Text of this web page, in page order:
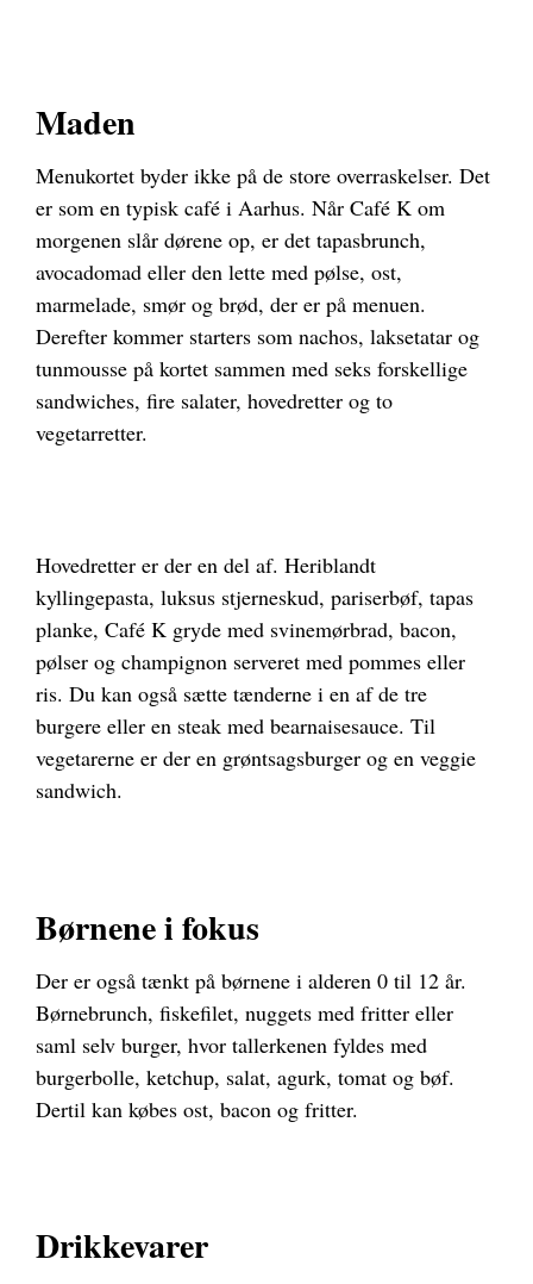
Maden
Menukortet byder ikke på de store overraskelser. Det
er som en typisk café i Aarhus. Når Café K om
morgenen slår dørene op, er det tapasbrunch,
avocadomad eller den lette med pølse, ost,
marmelade, smør og brød, der er på menuen.
Derefter kommer starters som nachos, laksetatar og
tunmousse på kortet sammen med seks forskellige
sandwiches, fire salater, hovedretter og to
vegetarretter.
Hovedretter er der en del af. Heriblandt
kyllingepasta, luksus stjerneskud, pariserbøf, tapas
planke, Café K gryde med svinemørbrad, bacon,
pølser og champignon serveret med pommes eller
ris. Du kan også sætte tænderne i en af de tre
burgere eller en steak med bearnaisesauce. Til
vegetarerne er der en grøntsagsburger og en veggie
sandwich.
Børnene i fokus
Der er også tænkt på børnene i alderen 0 til 12 år.
Børnebrunch, fiskefilet, nuggets med fritter eller
saml selv burger, hvor tallerkenen fyldes med
burgerbolle, ketchup, salat, agurk, tomat og bøf.
Dertil kan købes ost, bacon og fritter.
Drikkevarer